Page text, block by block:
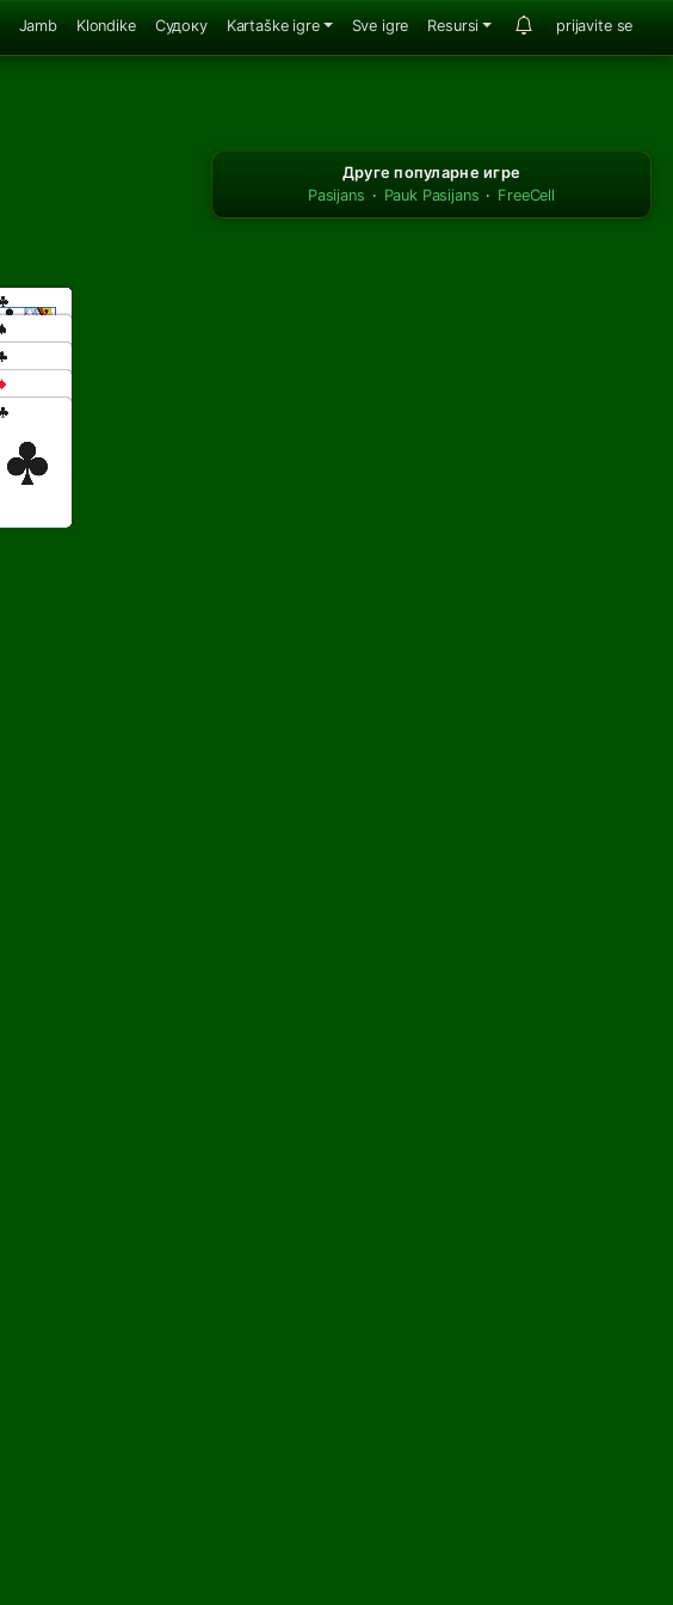
Jamb Klondike Судоку Kartaške igre Sve igre Resursi prijavite se
Друге популарне игре
Pasijans · Pauk Pasijans · FreeCell